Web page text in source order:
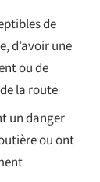
de
d’avoir une
ou de
la route
un danger
ou ont